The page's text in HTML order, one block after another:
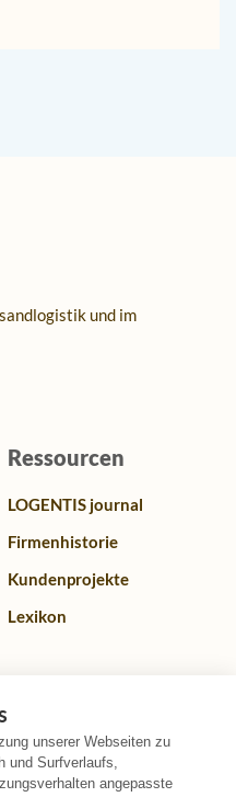
unserer Webseiten zu
und Surfverlaufs,
angepasste
und im
Ressourcen
LOGENTIS journal
Firmenhistorie
Kundenprojekte
Lexikon
Deutschland